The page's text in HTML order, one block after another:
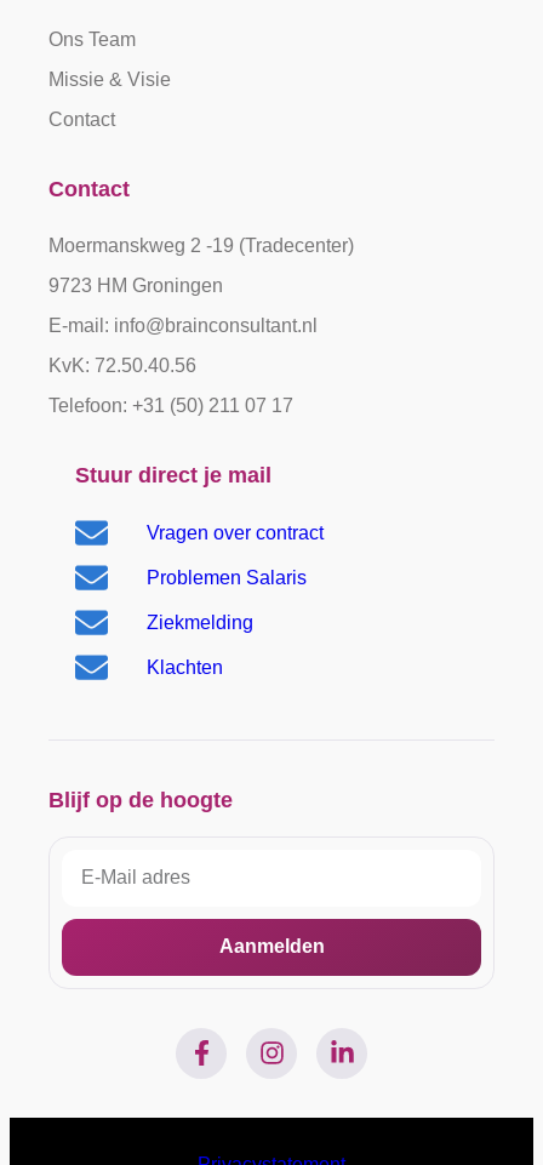
Ons Team
Missie & Visie
Contact
Contact
Moermanskweg 2 -19 (Tradecenter)
9723 HM Groningen
E-mail: info@brainconsultant.nl
KvK: 72.50.40.56
Telefoon: +31 (50) 211 07 17
Stuur direct je mail
Vragen over contract
Problemen Salaris
Ziekmelding
Klachten
Blijf op de hoogte
Aanmelden